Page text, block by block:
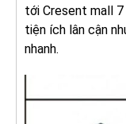
tới Cresent mall
tiện ích lân cận
nhanh.